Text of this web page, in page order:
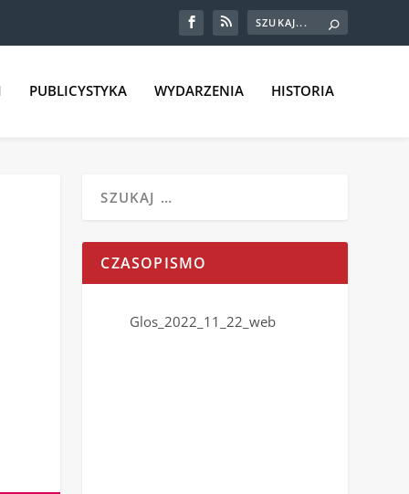
PUBLICYSTYKA WYDARZENIA HISTORIA
CZASOPISMO
Glos_2022_11_22_web